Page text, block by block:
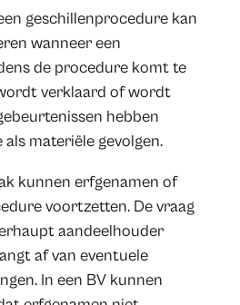
geschillenprocedure kan
wanneer een
de procedure komt te
verklaard of wordt
hebben
materiële gevolgen.
kunnen erfgenamen of
voortzetten. De vraag
aandeelhouder
af van eventuele
In een BV kunnen